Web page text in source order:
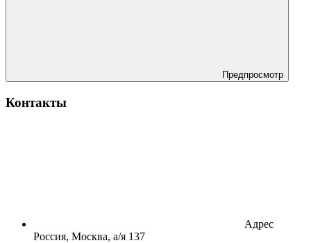
Предпросмотр
Контакты
Адрес
Россия, Москва, а/я 137